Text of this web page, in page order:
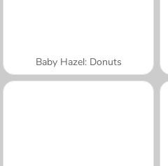
Baby Hazel: Donuts